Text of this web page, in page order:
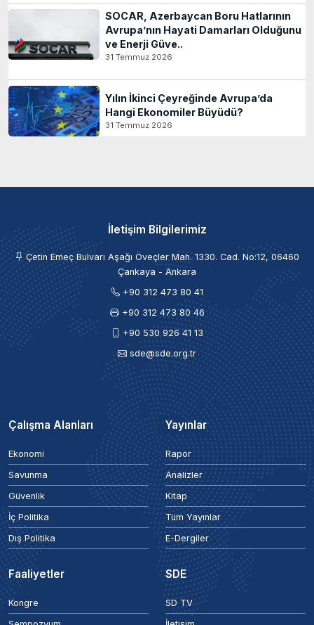
SOCAR, Azerbaycan Boru Hatlarının
Avrupa’nın Hayati Damarları Olduğunu
ve Enerji Güve..
31 Temmuz 2026
Yılın İkinci Çeyreğinde Avrupa’da
Hangi Ekonomiler Büyüdü?
31 Temmuz 2026
İletişim Bilgilerimiz
Çetin Emeç Bulvarı Aşağı Öveçler Mah. 1330. Cad. No:12, 06460
Çankaya - Ankara
+90 312 473 80 41
+90 312 473 80 46
+90 530 926 41 13
sde@sde.org.tr
Çalışma Alanları
Ekonomi
Savunma
Güvenlik
İç Politika
Dış Politika
Yayınlar
Rapor
Analizler
Kitap
Tüm Yayınlar
E-Dergiler
Faaliyetler
Kongre
SDE
SD TV